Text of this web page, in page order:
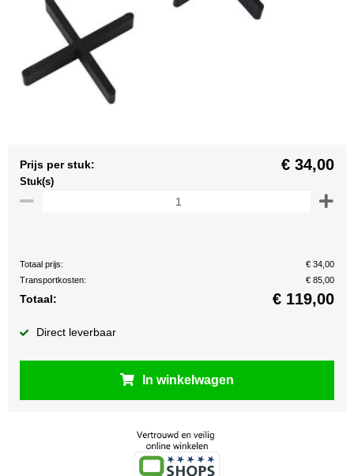
Prijs per stuk: € 34,00
Stuk(s)
Totaal prijs:
€ 34,00
Transportkosten:
€ 85,00
Totaal: € 119,00
Direct leverbaar
In winkelwagen